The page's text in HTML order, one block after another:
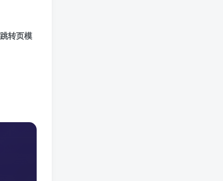
转页模